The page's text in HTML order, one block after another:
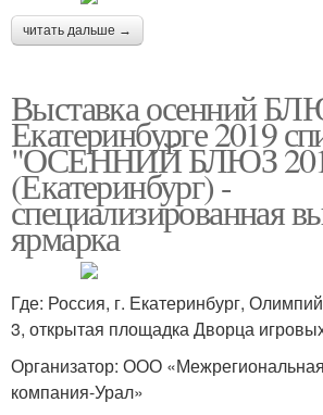
читать дальше →
Выставка осенний
Екатеринбурге 2019
"ОСЕННИЙ БЛЮЗ
(Екатеринбург) -
специализированная
ярмарка
Где: Россия, г. Екатеринбург,
3, открытая площадка Дворца
Организатор: ООО
компания-Урал»